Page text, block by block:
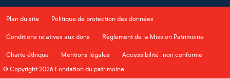
Plan du site Politique de protection des données
Conditions relatives aux dons Règlement de la Mission Patrimoine
Charte éthique Mentions légales
Accessibilité : non conforme
© Copyright 2026 Fondation du patrimoine